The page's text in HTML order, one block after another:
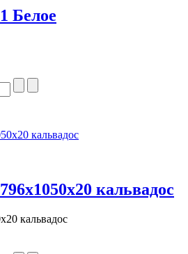
Белое
кальвадос
кальвадос